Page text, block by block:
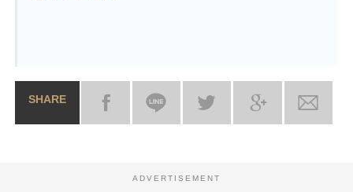
SHARE
ADVERTISEMENT